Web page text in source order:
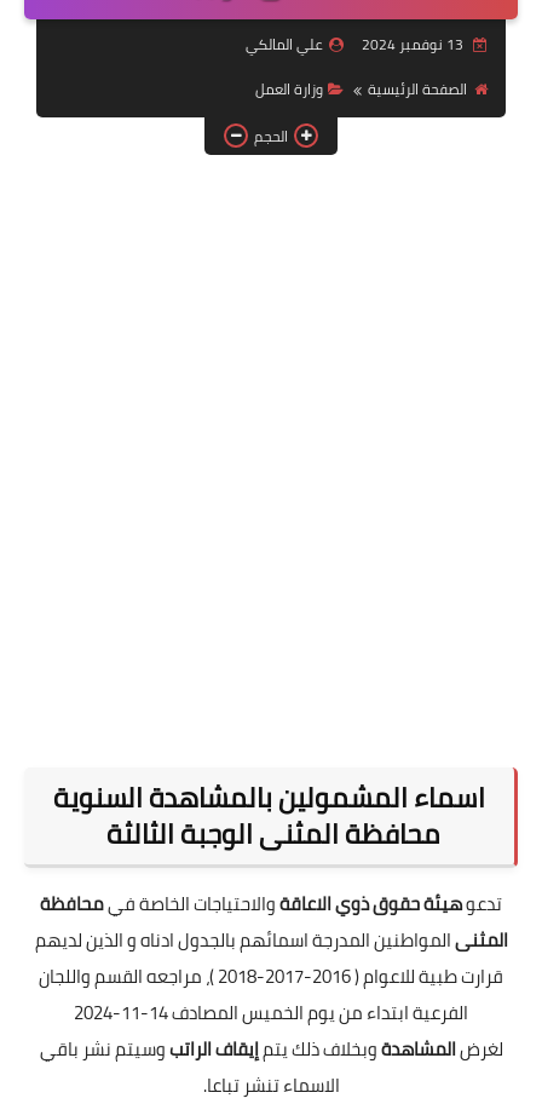
التقنية
سلف وقروض
وزارة العمل
علي المالكي
الصفحة الرئيسية
وزارة العمل
الحجم
اسماء المشمولين بالمشاهدة السنوية
محافظة المثنى الوجبة الثالثة
تدعوهيئة حقوق ذوي الاعاقةوالاحتياجات الخاصة فيمحافظة
المثنىالمواطنين المدرجة اسمائهم بالجدول ادناه و الذين لديهم
قرارت طبية للاعوام ( 2016-2017-2018 )، مراجعه القسم واللجان
الفرعية ابتداء من يوم الخميس المصادف 14-11-2024
لغرضالمشاهدةوبخلاف ذلك يتمإيقاف الراتبوسيتم نشر باقي
الاسماء تنشر تباعا.